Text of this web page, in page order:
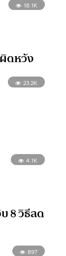
18.1K
ดหวัง
23.2K
4.1K
8 วิธีลด
897